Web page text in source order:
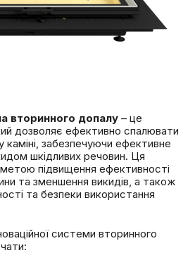
вторинного допалу – це
дозволяє ефективно спалювати
забезпечуючи ефективне
шкідливих речовин. Ця
підвищення ефективності
та зменшення викидів, а також
та безпеки використання
системи вторинного